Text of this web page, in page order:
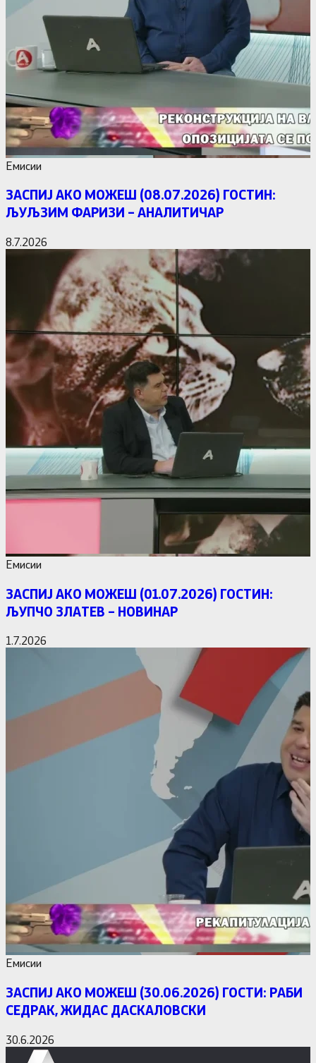
Емисии
ЗАСПИЈ АКО МОЖЕШ (08.07.2026) ГОСТИН:
ЉУЉЗИМ ФАРИЗИ – АНАЛИТИЧАР
8.7.2026
Емисии
ЗАСПИЈ АКО МОЖЕШ (01.07.2026) ГОСТИН:
ЉУПЧО ЗЛАТЕВ – НОВИНАР
1.7.2026
Емисии
ЗАСПИЈ АКО МОЖЕШ (30.06.2026) ГОСТИ: РАБИ
СЕДРАК, ЖИДАС ДАСКАЛОВСКИ
30.6.2026